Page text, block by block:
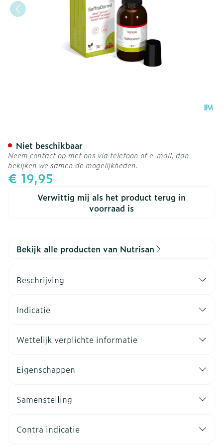
€ 19,95
Verwittig mij als het product terug in
voorraad is
Niet beschikbaar
Neem contact op met ons via telefoon of e-mail, dan
bekijken we samen de mogelijkheden.
Bekijk alle producten van Nutrisan
Beschrijving
Indicatie
Wettelijk verplichte informatie
Eigenschappen
Samenstelling
Contra indicatie